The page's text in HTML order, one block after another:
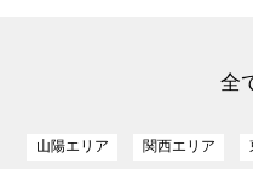
全
山陽エリア 関西エリア